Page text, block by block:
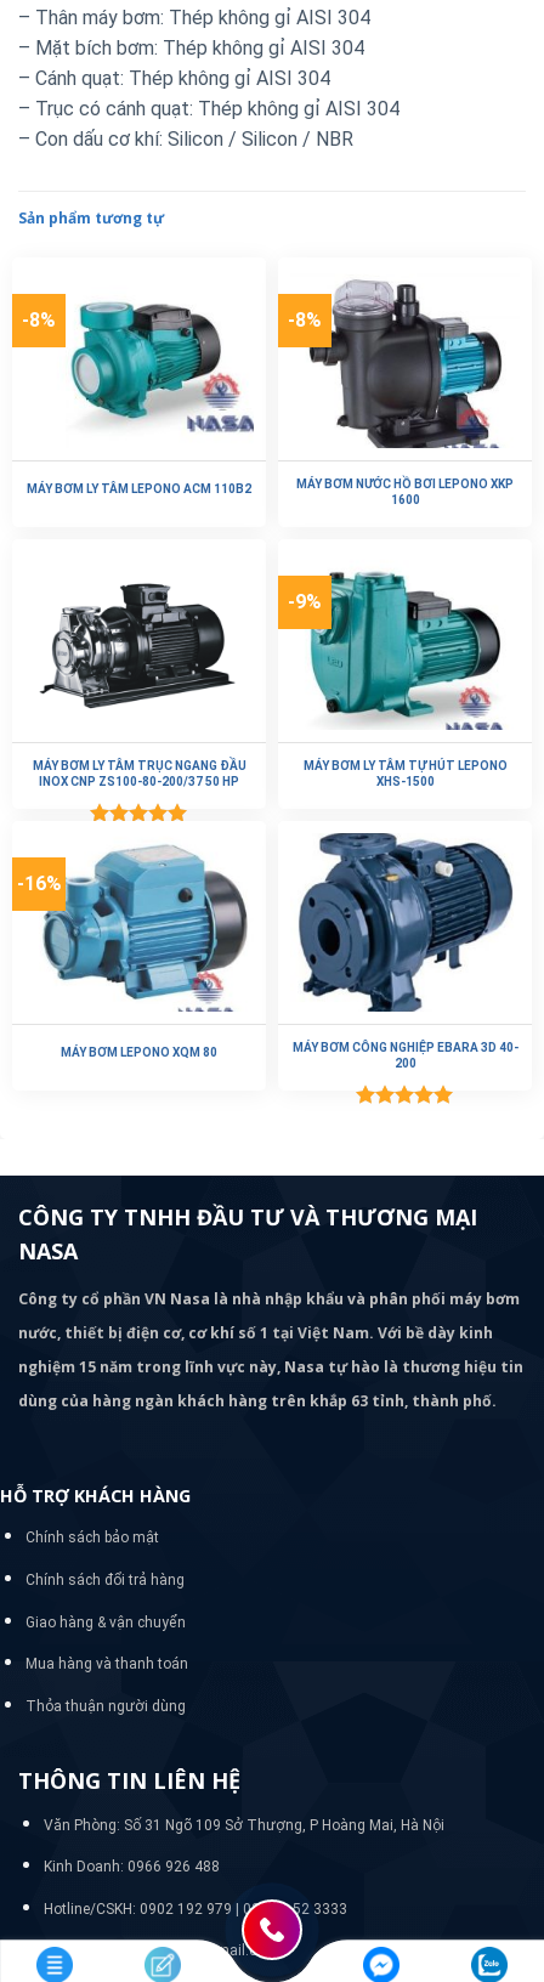
– Thân máy bơm: Thép không gỉ AISI 304
– Mặt bích bơm: Thép không gỉ AISI 304
– Cánh quạt: Thép không gỉ AISI 304
– Trục có cánh quạt: Thép không gỉ AISI 304
– Con dấu cơ khí: Silicon / Silicon / NBR
Sản phẩm tương tự
-8%
MÁY BƠM LY TÂM LEPONO ACM 110B2
-8%
MÁY BƠM NƯỚC HỒ BƠI LEPONO XKP
1600
MÁY BƠM LY TÂM TRỤC NGANG ĐẦU
INOX CNP ZS100-80-200/37 50 HP
Được xếp
hạng5.00
5 sao
-9%
MÁY BƠM LY TÂM TỰ HÚT LEPONO
XHS-1500
-16%
MÁY BƠM LEPONO XQM 80
MÁY BƠM CÔNG NGHIỆP EBARA 3D 40-
200
CÔNG TY TNHH ĐẦU TƯ VÀ THƯƠNG MẠI
NASA
Công ty cổ phần VN Nasa là nhà nhập khẩu và phân phối máy bơm
nước, thiết bị điện cơ, cơ khí số 1 tại Việt Nam. Với bề dày kinh
nghiệm 15 năm trong lĩnh vực này, Nasa tự hào là thương hiệu tin
dùng của hàng ngàn khách hàng trên khắp 63 tỉnh, thành phố.
HỖ TRỢ KHÁCH HÀNG
Chính sách bảo mật
Chính sách đổi trả hàng
Giao hàng & vận chuyển
Mua hàng và thanh toán
Thỏa thuận người dùng
THÔNG TIN LIÊN HỆ
Văn Phòng: Số 31 Ngõ 109 Sở Thượng, P Hoàng Mai, Hà Nội
Kinh Doanh: 0966 926 488
Hotline/CSKH: 0902 192 979 | 024 33 52 3333
Email: quanlywebnasa@gmail.com